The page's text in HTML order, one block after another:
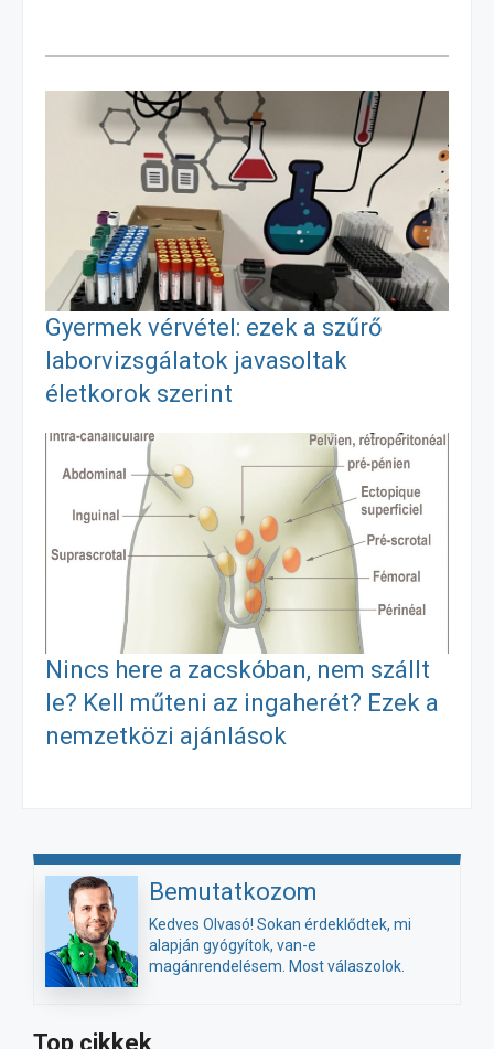
c
e
o
o
k
s
s
e
n
g
e
r
a
i
l
s
a
m
g
Gyermek vérvétel: ezek a szűrő
laborvizsgálatok javasoltak
életkorok szerint
Nincs here a zacskóban, nem szállt
le? Kell műteni az ingaherét? Ezek a
nemzetközi ajánlások
Bemutatkozom
Kedves Olvasó! Sokan érdeklődtek, mi
alapján gyógyítok, van-e
magánrendelésem. Most válaszolok.
Top cikkek